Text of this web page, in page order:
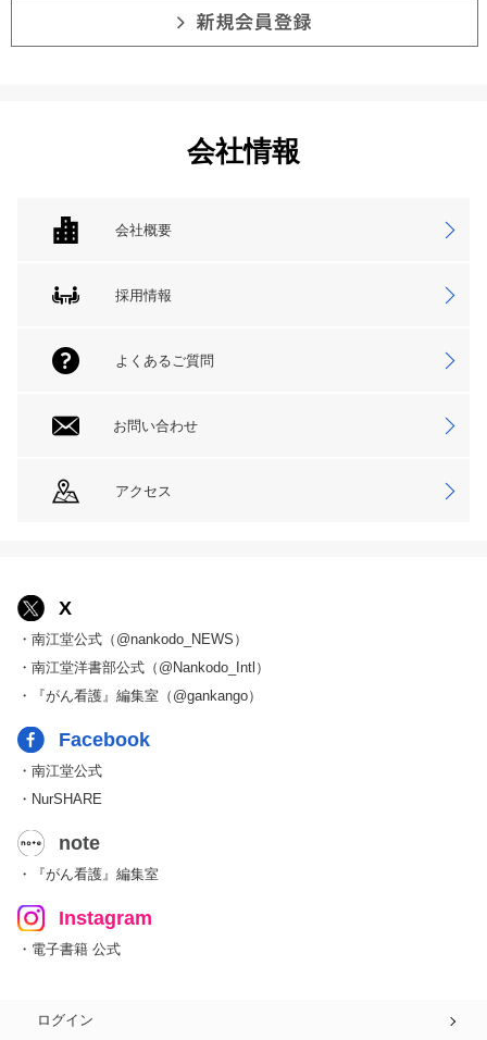
会社情報
会社概要
採用情報
よくあるご質問
お問い合わせ
アクセス
X
・南江堂公式（@nankodo_NEWS）
・南江堂洋書部公式（@Nankodo_Intl）
・『がん看護』編集室（@gankango）
Facebook
・南江堂公式
・NurSHARE
note
・『がん看護』編集室
Instagram
・電子書籍 公式
ログイン